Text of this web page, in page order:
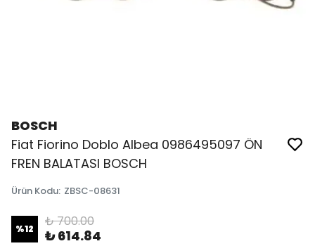
BOSCH
Fiat Fiorino Doblo Albea 0986495097 ÖN
FREN BALATASI BOSCH
Ürün Kodu: ZBSC-08631
%12 ₺ 700.00
₺ 614.84